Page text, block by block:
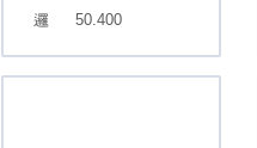
50.400